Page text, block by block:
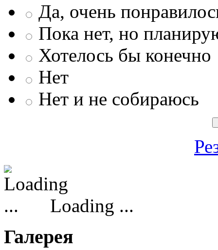
Да, очень
Пока нет, но
Хотелось бы конечно
Нет
Нет и не собираюсь
Loading ...
Галерея